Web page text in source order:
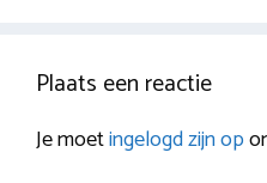
Plaats een reactie
Je moetingelogd zijn op